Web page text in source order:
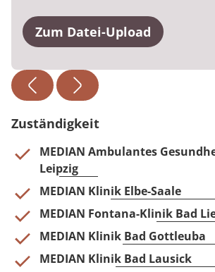
Zum Datei-Upload
Zuständigkeit
MEDIAN Ambulantes
Leipzig
MEDIAN Klinik Elbe-Saale
MEDIAN Fontana-Klinik Bad
MEDIAN Klinik Bad Gottleuba
MEDIAN Klinik Bad Lausick